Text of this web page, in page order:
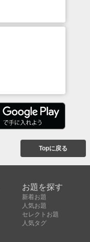
Topに戻る
お題を探す
新着お題
人気お題
セレクトお題
人気タグ